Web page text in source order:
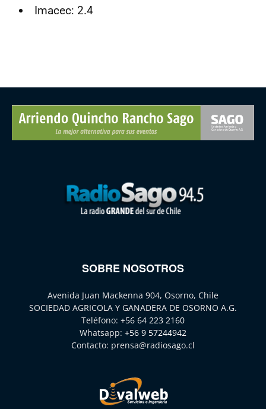
Imacec: 2.4
SOBRE NOSOTROS
Avenida Juan Mackenna 904, Osorno, Chile
SOCIEDAD AGRICOLA Y GANADERA DE OSORNO A.G.
Teléfono: +56 64 223 2160
Whatsapp: +56 9 57244942
Contacto: prensa@radiosago.cl